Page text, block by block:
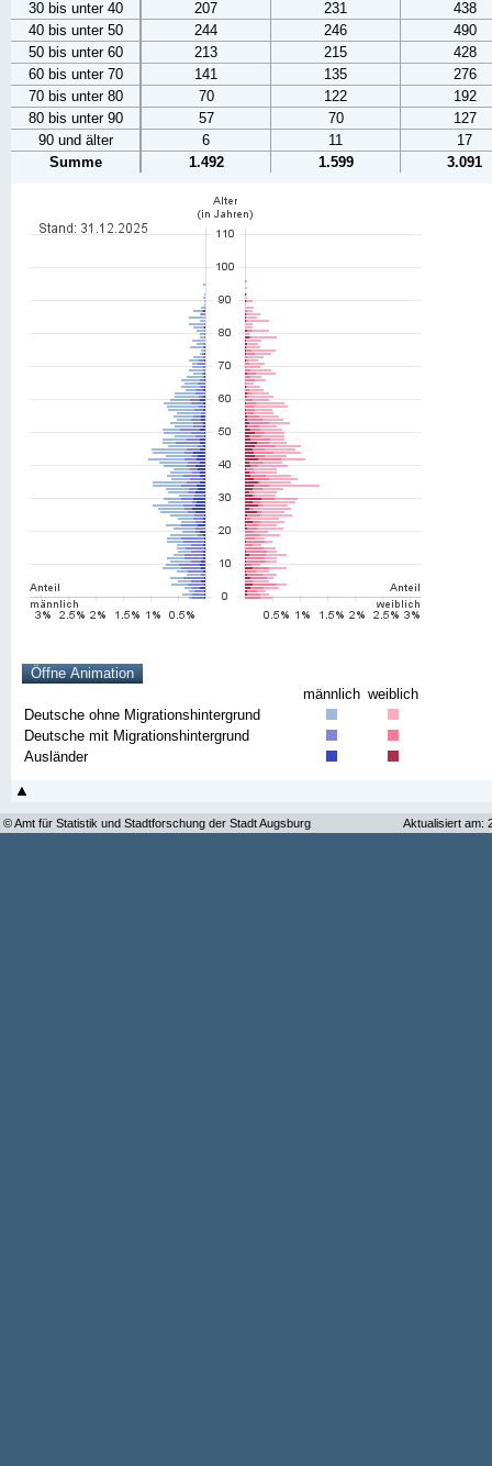
30 bis unter 40
207 231
438
40 bis unter 50
244 246
490
50 bis unter 60
213 215
428
60 bis unter 70
141 135
276
70 bis unter 80
70 122
192
80 bis unter 90
57 70
127
90 und älter
6 11
17
Summe
1.492 1.599 3.091
männlich weiblich
Deutsche ohne Migrationshintergrund
Deutsche mit Migrationshintergrund
Ausländer
© Amt für Statistik und Stadtforschung der Stadt Augsburg Aktualisiert am: